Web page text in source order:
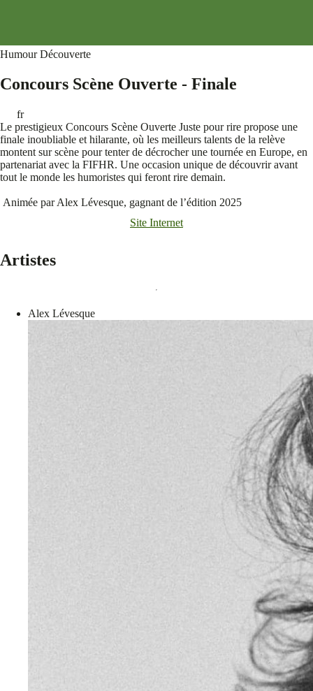
HumourDécouverte
Concours Scène Ouverte - Finale
fr
Le prestigieux Concours Scène Ouverte Juste pour rire propose une
finale inoubliable et hilarante, où les meilleurs talents de la relève
montent sur scène pour tenter de décrocher une tournée en Europe, en
partenariat avec la FIFHR. Une occasion unique de découvrir avant
tout le monde les humoristes qui feront rire demain.
Animée par Alex Lévesque, gagnant de l’édition 2025
Site Internet
Artistes
Alex Lévesque